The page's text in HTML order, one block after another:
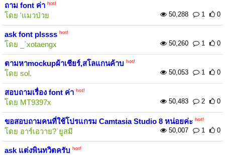
ถาม font ค่า hot!
โดย 'แมวป่วย 50,288 1 0
ask font plssss hot!
โดย _`xotaengx 50,260 1 0
ตามหาmockupผ้าเชียร์,สโลแกนค้าบ hot!
โดย sol. 50,053 1 0
สอบถามเรื่อง font ค่า hot!
โดย MT9397x 50,483 2 0
ขอสอบถามคนที่ใช้โปรแกรม Camtasia Studio 8 หน่อยค่ะ hot!
โดย อาร์เอวาย?`ยูสมี 50,007 1 0
ask แต่งพินทวิตครับ hot!